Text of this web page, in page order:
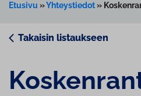
Etusivu »Yhteystiedot»
Takaisin listaukseen